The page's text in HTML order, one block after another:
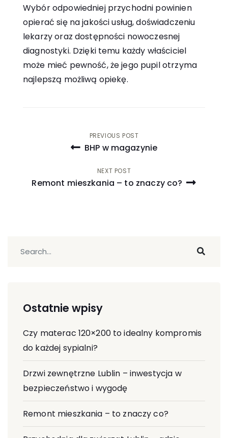
Wybór odpowiedniej przychodni powinien
opierać się na jakości usług, doświadczeniu
lekarzy oraz dostępności nowoczesnej
diagnostyki. Dzięki temu każdy właściciel
może mieć pewność, że jego pupil otrzyma
najlepszą możliwą opiekę.
NawigacjaPREVIOUS POST
BHP w magazynie
NEXT POST
Remont mieszkania – to znaczy co?
Ostatnie wpisy
Czy materac 120×200 to idealny kompromis
do każdej sypialni?
Drzwi zewnętrzne Lublin – inwestycja w
bezpieczeństwo i wygodę
Remont mieszkania – to znaczy co?